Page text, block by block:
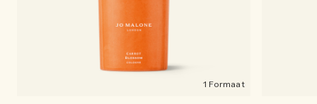
1 Formaat